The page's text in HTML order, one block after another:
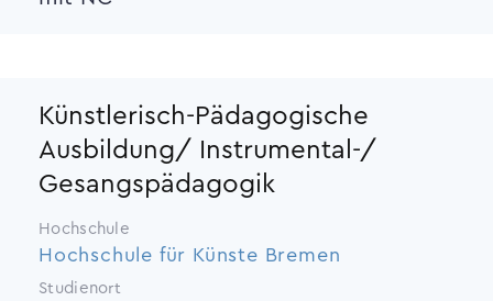
Künstlerisch-Pädagogische
Ausbildung/ Instrumental-/
Gesangspädagogik
Hochschule
Hochschule für Künste Bremen
Studienort